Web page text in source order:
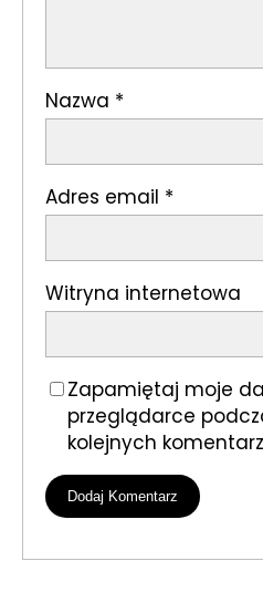
Nazwa *
Adres email *
Witryna internetowa
Zapamiętaj moje
przeglądarce
kolejnych